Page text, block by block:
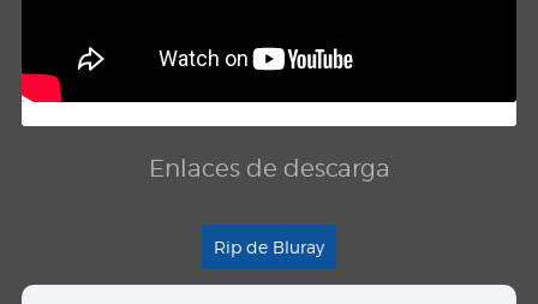
Enlaces de descarga
Rip de Bluray